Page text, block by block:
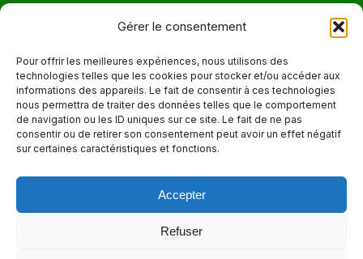
Gérer le consentement
Pour offrir les meilleures expériences, nous utilisons des
technologies telles que les cookies pour stocker et/ou accéder aux
informations des appareils. Le fait de consentir à ces technologies
nous permettra de traiter des données telles que le comportement
de navigation ou les ID uniques sur ce site. Le fait de ne pas
consentir ou de retirer son consentement peut avoir un effet négatif
sur certaines caractéristiques et fonctions.
Accepter
Refuser
Trouvez nous sur :
La
page
Facebook
une
Adresse